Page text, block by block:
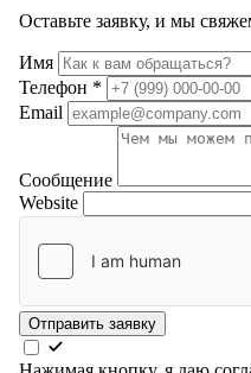
Оставьте заявку, и мы
Имя
Телефон *
Email
Сообщение
Website
Отправить заявку